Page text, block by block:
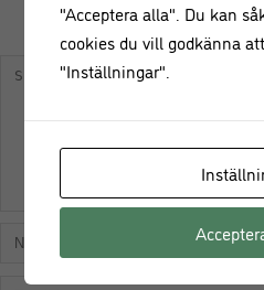
"Acceptera alla". Du kan
cookies du vill godkänna
"Inställningar".